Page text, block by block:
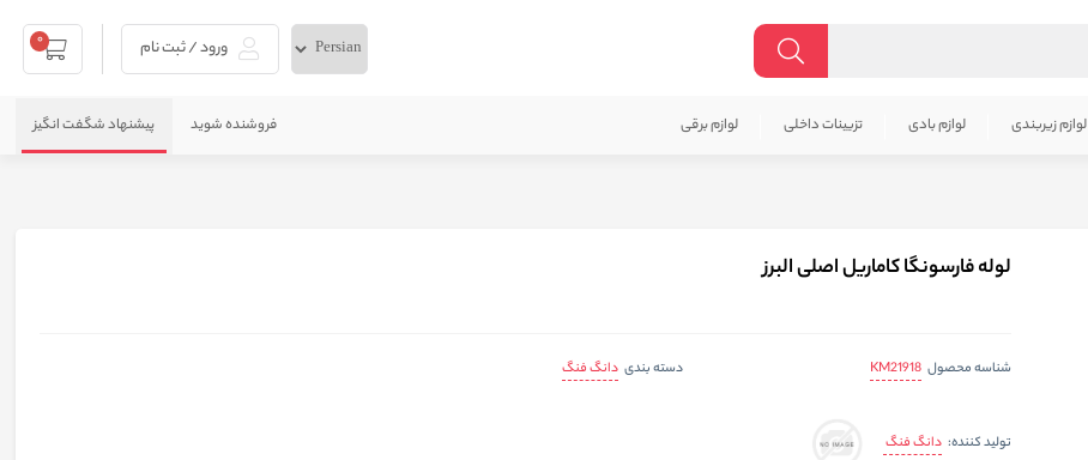
ورود / ثبت نام 0
لوازم زیربندی لوازم بادی تزیینات داخلی لوازم برقی فروشنده شوید پیشنهاد شگفت انگیز
لوله فارسونگا کاماریل اصلی البرز
شناسه محصول KM21918 دسته بندی دانگ فنگ
تولید کننده: دانگ فنگ